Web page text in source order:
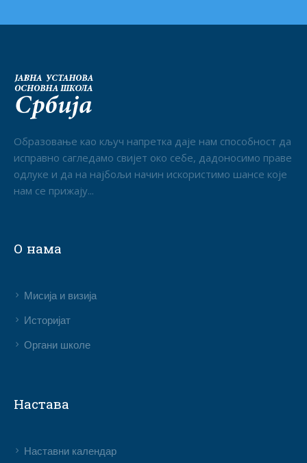
Образовање као кључ напретка даје нам способност да
исправно сагледамо свијет око себе, дадоносимо праве
одлуке и да на најбољи начин искористимо шансе које
нам се прижају...
О нама
Мисија и визија
Историјат
Органи школе
Настава
Наставни календар